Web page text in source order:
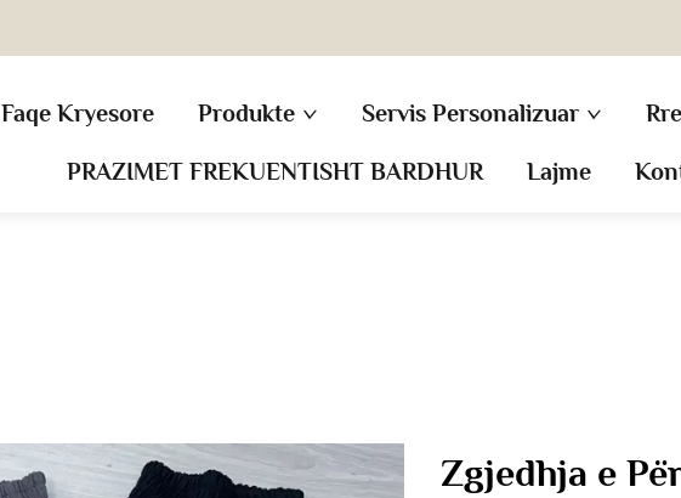
Faqe Kryesore Produkte Servis Personalizuar
PRAZIMET FREKUENTISHT BARDHUR Lajme
Zgjedhja e